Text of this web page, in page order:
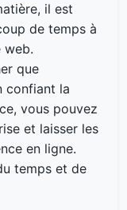
il est
de temps à
web.
que
confiant la
vous pouvez
et laisser les
en ligne.
temps et de